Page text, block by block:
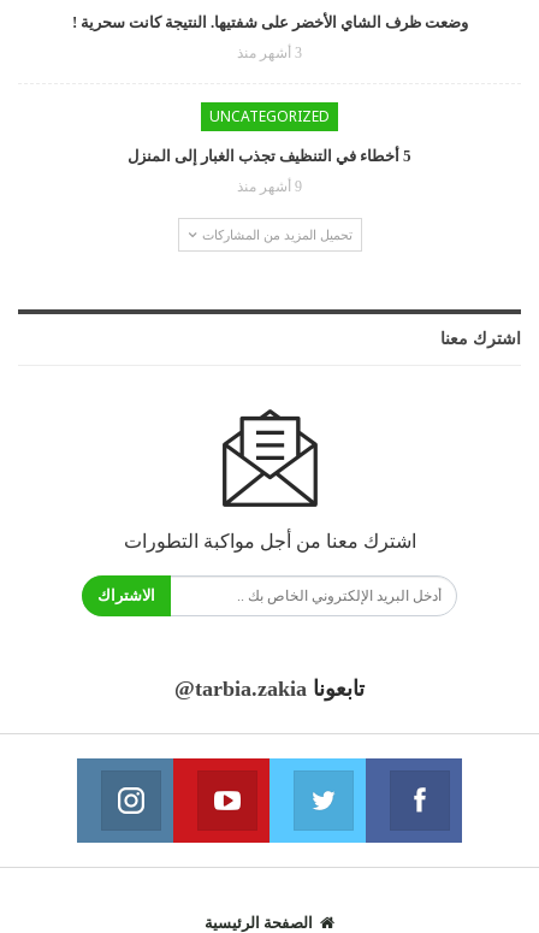
وضعت ظرف الشاي الأخضر على شفتيها. النتيجة كانت سحرية !
3 أشهر منذ
UNCATEGORIZED
5 أخطاء في التنظيف تجذب الغبار إلى المنزل
9 أشهر منذ
تحميل المزيد من المشاركات
اشترك معنا
اشترك معنا من أجل مواكبة التطورات
الاشتراك
تابعونا @tarbia.zakia
فايسبوك
انضم الينا انضم الينا
يوتيوب
انضم الينا
الصفحة الرئيسية